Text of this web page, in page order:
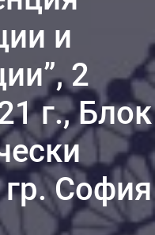
и
2
г., Блок
гр. София